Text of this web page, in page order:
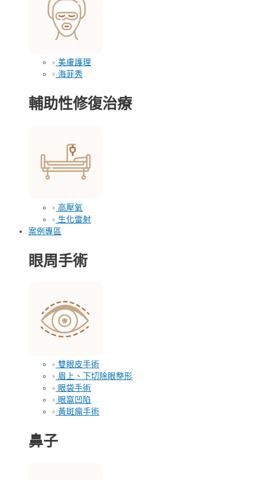
美膚護理
海菲秀
輔助性修復治療
高壓氧
生化雷射
案例專區
眼周手術
雙眼皮手術
眉上、下切除眼整形
眼袋手術
眼窩凹陷
黃斑瘤手術
鼻子